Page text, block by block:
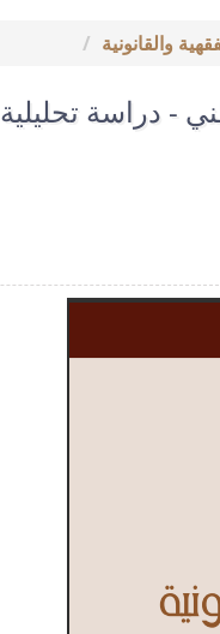
- دراسة تحليلية